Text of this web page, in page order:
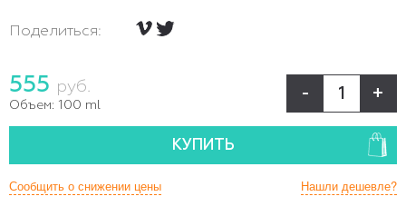
Поделиться:
555 руб.
Объем: 100 ml
- +
КУПИТЬ
Нашли дешевле?
Сообщить о снижении цены